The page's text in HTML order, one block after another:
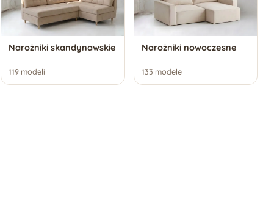
Narożniki skandynawskie
119 modeli
Narożniki nowoczesne
133 modele